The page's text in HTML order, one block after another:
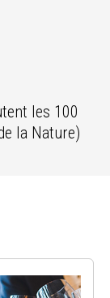
les 100
la Nature)